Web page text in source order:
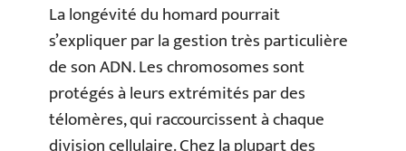
La longévité du homard pourrait
s’expliquer par la gestion très particulière
de son ADN. Les chromosomes sont
protégés à leurs extrémités par des
télomères, qui raccourcissent à chaque